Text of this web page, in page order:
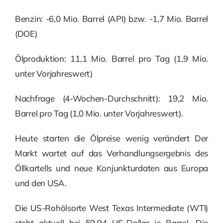
Benzin: -6,0 Mio. Barrel (API) bzw. -1,7 Mio. Barrel
(DOE)
Ölproduktion: 11,1 Mio. Barrel pro Tag (1,9 Mio.
unter Vorjahreswert)
Nachfrage (4-Wochen-Durchschnitt): 19,2 Mio.
Barrel pro Tag (1,0 Mio. unter Vorjahreswert).
Heute starten die Ölpreise wenig verändert Der
Markt wartet auf das Verhandlungsergebnis des
Öllkartells und neue Konjunkturdaten aus Europa
und den USA.
Die US-Rohölsorte West Texas Intermediate (WTI)